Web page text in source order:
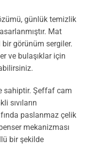
günlük temizlik
Mat
görünüm sergiler.
ve bulaşıklar için
sahiptir. Şeffaf cam
sıvıların
paslanmaz çelik
mekanizması
bir şekilde